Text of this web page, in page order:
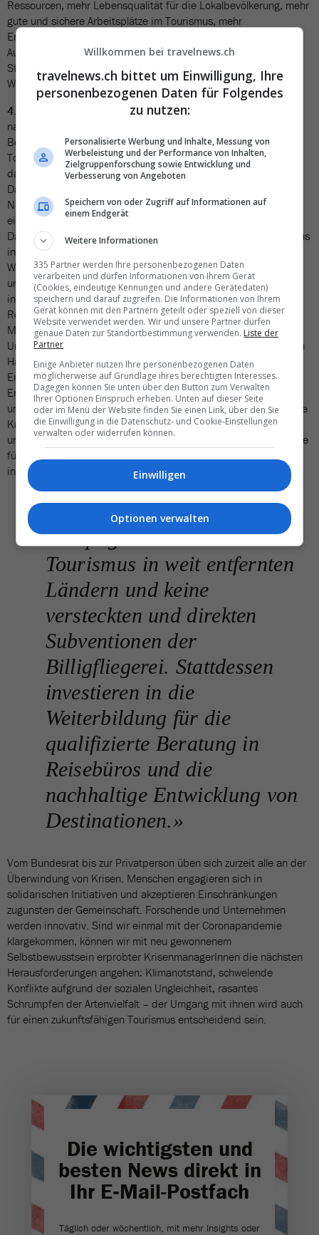
Ressourcen, mehr Lebensqualität für die Lokalbevölkerung, mehr
gute und sichere Arbeitsplätze im Tourismus, mehr
Erlebnisqualität für die Reisenden – auch durch einen engeren
Austausch mit der Lokalbevölkerung – und mehr wirtschaftliche
Stabilität für die Region. Bisherige Strategien ignorieren den
Widerspruch von Nachhaltigkeit und Dauerwachstum.
4. Kohärent umsetzen:
Zu einer kohärenten Umsetzung einer
nachhaltigen Tourismusstrategie gehört die Ermittlung und
Berücksichtigung der Tragfähigkeit einer Destination: Wie viele
Touristinnen und Touristen verträgt eine Region maximal, ohne
dass Umwelt, soziales Gefüge oder Kultur Schaden nehmen?
Danach gilt es, nachhaltige Urlaubs- und Freizeitmodelle in der
Nähe zu fördern und Subventionen für Tourismusformen, die
einer nachhaltigen Entwicklung im Weg stehen, zurückzufahren.
Das heisst: keine 40-Millionen-Kampagne von Schweiz Tourismus
in weit entfernten Ländern (für KurzbesucherInnen, die wenig
Wertschöpfung und viel CO2 generieren) und keine versteckten
und direkten Subventionen der Billigfliegerei. Stattdessen
investieren in die Weiterbildung für die qualifizierte Beratung in
Reisebüros und die nachhaltige Entwicklung von Destinationen.
Mit 40 Millionen liesse sich hierfür schon einiges tun. All jenen
Unternehmen, die während der Coronakrise von der öffentlichen
Hand grosszügig unterstützt wurden, ist eine nachhaltige
Entwicklung in den Recovery-Plan zu schreiben: Klimaschutz,
Energieeffizienz, Abfallminimierung, Biodiversität,
umweltschonende Mobilität, faire Arbeitsbedingungen, regionale
Kreisläufe, Chancengleichheit, usw. Dies gilt speziell für Airlines
und Flughäfen. Sie müssen endlich externe Kosten insbesondere
für ihren Treibhausgasausstoss internalisieren und reale Preise
inkl. CO2-Abgabe erheben.
«Keine 40-Millionen-
Kampagne von Schweiz
Tourismus in weit entfernten
Ländern und keine
versteckten und direkten
Subventionen der
Billigfliegerei. Stattdessen
investieren in die
Weiterbildung für die
qualifizierte Beratung in
Reisebüros und die
nachhaltige Entwicklung von
Destinationen.»
Vom Bundesrat bis zur Privatperson üben sich zurzeit alle an der
Überwindung von Krisen. Menschen engagieren sich in
solidarischen Initiativen und akzeptieren Einschränkungen
zugunsten der Gemeinschaft. Forschende und Unternehmen
werden innovativ. Sind wir einmal mit der Coronapandemie
klargekommen, können wir mit neu gewonnenem
Selbstbewusstsein erprobter KrisenmanagerInnen die nächsten
Herausforderungen angehen: Klimanotstand, schwelende
Konflikte aufgrund der sozialen Ungleichheit, rasantes
Schrumpfen der Artenvielfalt – der Umgang mit ihnen wird auch
für einen zukunftsfähigen Tourismus entscheidend sein.
Die wichtigsten und
besten News direkt in
Ihr E‑Mail-Postfach
Täglich oder wöchentlich, mit mehr Insights oder
Willkommen bei travelnews.ch
travelnews.ch bittet um Einwilligung, Ihre
personenbezogenen Daten für Folgendes
zu nutzen:
Personalisierte Werbung und Inhalte, Messung von
Werbeleistung und der Performance von Inhalten,
Zielgruppenforschung sowie Entwicklung und
Verbesserung von Angeboten
Speichern von oder Zugriff auf Informationen auf
einem Endgerät
Weitere Informationen
335 Partner werden Ihre personenbezogenen Daten
verarbeiten und dürfen Informationen von Ihrem Gerät
(Cookies, eindeutige Kennungen und andere Gerätedaten)
speichern und darauf zugreifen. Die Informationen von Ihrem
Gerät können mit den Partnern geteilt oder speziell von dieser
Website verwendet werden. Wir und unsere Partner dürfen
genaue Daten zur Standortbestimmung verwenden. Liste der
Partner
Einige Anbieter nutzen Ihre personenbezogenen Daten
möglicherweise auf Grundlage ihres berechtigten Interesses.
Dagegen können Sie unten über den Button zum Verwalten
Ihrer Optionen Einspruch erheben. Unten auf dieser Seite
oder im Menü der Website finden Sie einen Link, über den Sie
die Einwilligung in die Datenschutz- und Cookie-Einstellungen
verwalten oder widerrufen können.
Einwilligen
Optionen verwalten